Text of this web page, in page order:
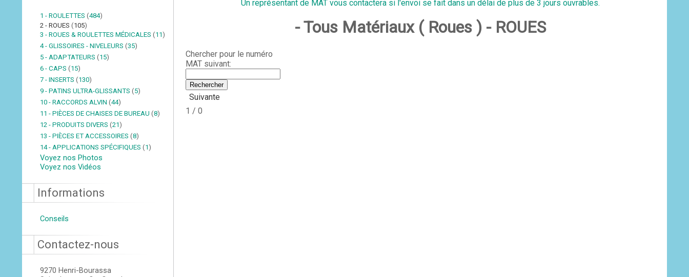
1 - ROULETTES (484)
2 - ROUES (105)
3 - ROUES & ROULETTES MÉDICALES (11)
4 - GLISSOIRES - NIVELEURS (35)
5 - ADAPTATEURS (15)
6 - CAPS (15)
7 - INSERTS (130)
9 - PATINS ULTRA-GLISSANTS (5)
10 - RACCORDS ALVIN (44)
11 - PIÈCES DE CHAISES DE BUREAU (8)
12 - PRODUITS DIVERS (21)
13 - PIÈCES ET ACCESSOIRES (8)
14 - APPLICATIONS SPÉCIFIQUES (1)
Voyez nos Photos
Voyez nos Vidéos
Informations
Conseils
Contactez-nous
9270 Henri-Bourassa
Un représentant de MAT vous contactera si l'envoi se fait dans un délai de plus de 3 jours ouvrables.
- Tous Matériaux ( Roues ) - ROUES
Chercher pour le numéro
MAT suivant:
Suivante
1 / 0